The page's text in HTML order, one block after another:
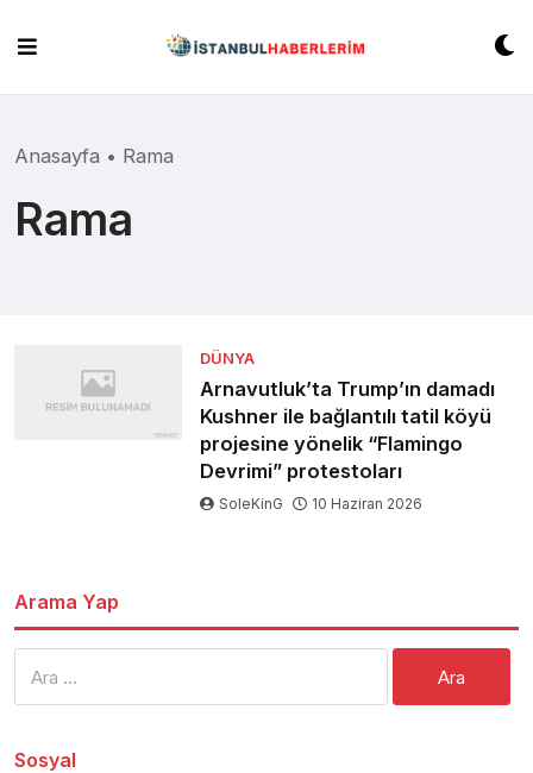
content
Anasayfa • Rama
Rama
DÜNYA
Arnavutluk’ta Trump’ın damadı
Kushner ile bağlantılı tatil köyü
projesine yönelik “Flamingo
Devrimi” protestoları
SoleKinG 10 Haziran 2026
Arama Yap
Sosyal